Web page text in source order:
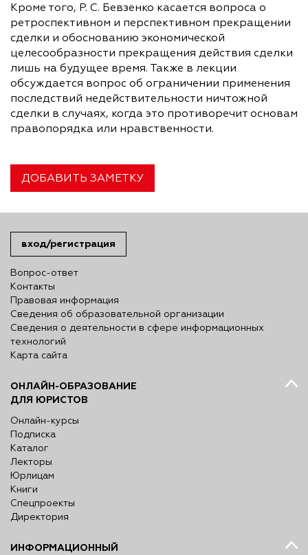
Кроме того, Р. С. Бевзенко касается вопроса о
ретроспективном и перспективном прекращении
сделки и обоснованию экономической
целесообразности прекращения действия сделки
лишь на будущее время. Также в лекции
обсуждается вопрос об ограничении применения
последствий недействительности ничтожной
сделки в случаях, когда это противоречит основам
правопорядка или нравственности.
ДОБАВИТЬ ЗАМЕТКУ
вход/регистрация
Вопрос-ответ
Контакты
Правовая информация
Сведения об образовательной организации
Сведения о деятельности в сфере информационных
технологий
Карта сайта
ОНЛАЙН-ОБРАЗОВАНИЕ
ДЛЯ ЮРИСТОВ
Онлайн-курсы
Подписка
Каталог
Лекторы
Юрлицам
Книги
Спецпроекты
Директория
ИНФОРМАЦИОННЫЙ